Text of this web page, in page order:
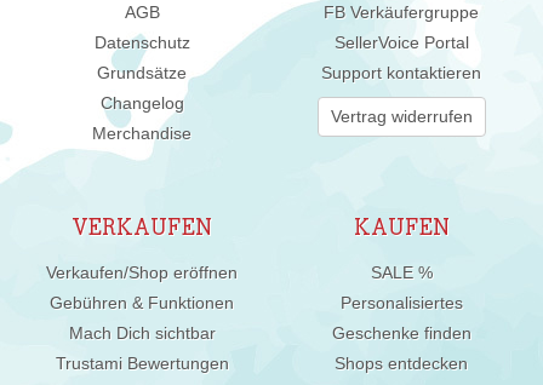
AGB
Datenschutz
Grundsätze
Changelog
Merchandise
FB Verkäufergruppe
SellerVoice Portal
Support kontaktieren
Vertrag widerrufen
VERKAUFEN
Verkaufen/Shop eröffnen
Gebühren & Funktionen
Mach Dich sichtbar
Trustami Bewertungen
KAUFEN
SALE %
Personalisiertes
Geschenke finden
Shops entdecken